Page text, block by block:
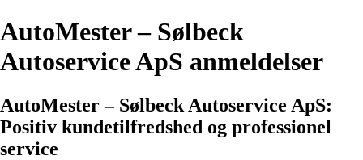
AutoMester – Sølbeck
Autoservice ApS anmeldelser
AutoMester – Sølbeck Autoservice ApS:
Positiv kundetilfredshed og professionel
service